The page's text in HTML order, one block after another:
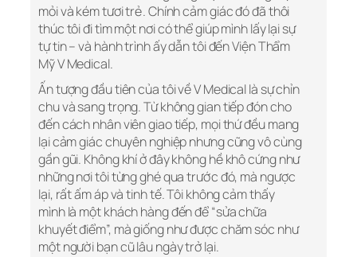
mỏi và kém tươi trẻ. Chính cảm giác đó đã thôi
thúc tôi đi tìm một nơi có thể giúp mình lấy lại sự
tự tin – và hành trình ấy dẫn tôi đến Viện Thẩm
Mỹ V Medical.
Ấn tượng đầu tiên của tôi về V Medical là sự chỉn
chu và sang trọng. Từ không gian tiếp đón cho
đến cách nhân viên giao tiếp, mọi thứ đều mang
lại cảm giác chuyên nghiệp nhưng cũng vô cùng
gần gũi. Không khí ở đây không hề khô cứng như
những nơi tôi từng ghé qua trước đó, mà ngược
lại, rất ấm áp và tinh tế. Tôi không cảm thấy
mình là một khách hàng đến để “sửa chữa
khuyết điểm”, mà giống như được chăm sóc như
một người bạn cũ lâu ngày trở lại.